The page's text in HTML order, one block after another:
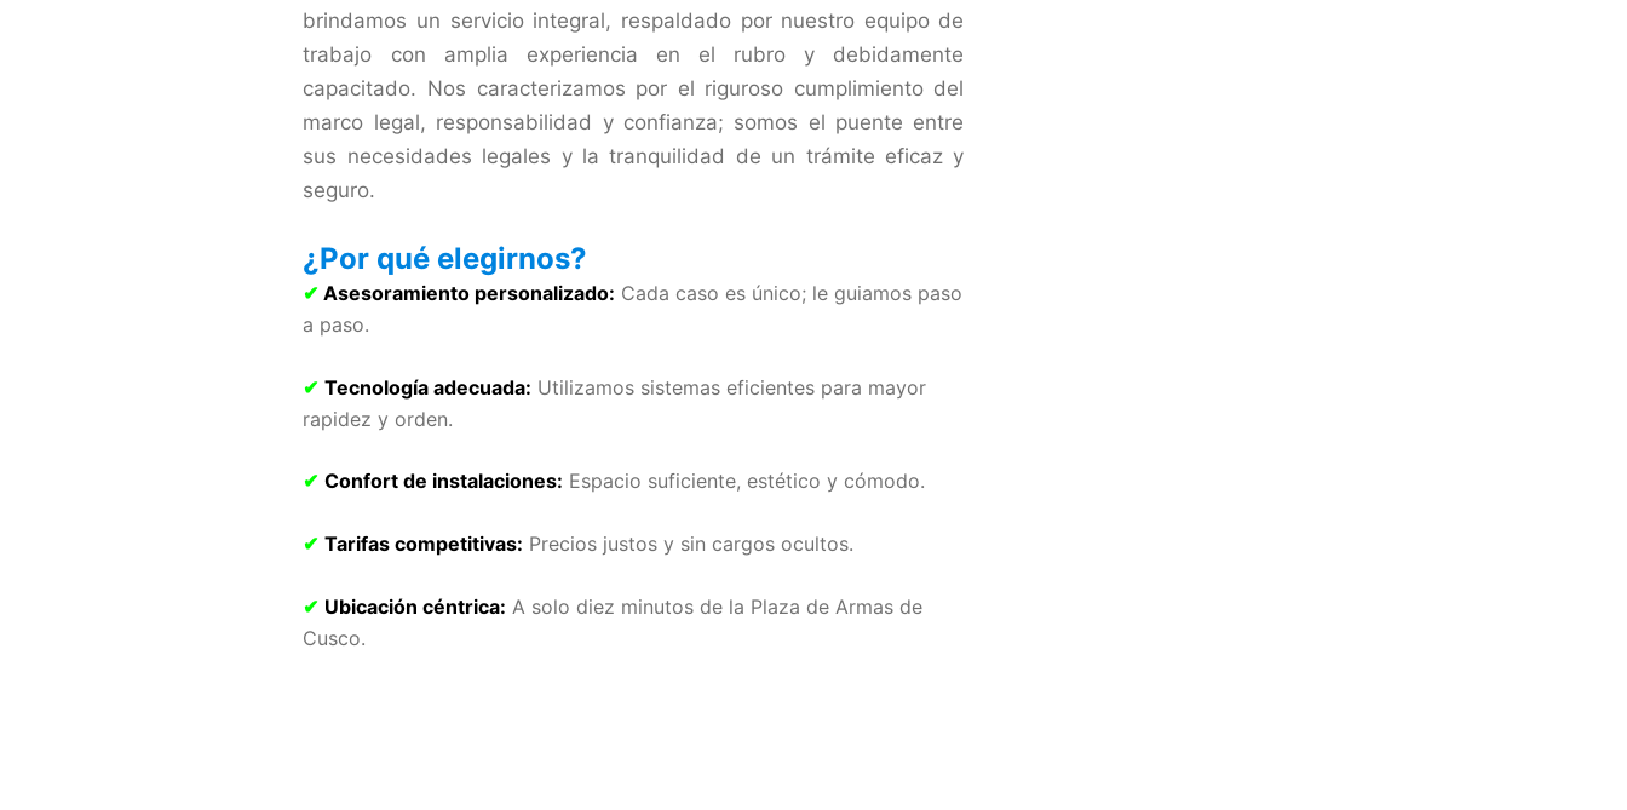
brindamos un servicio integral, respaldado por nuestro equipo de
trabajo con amplia experiencia en el rubro y debidamente
capacitado. Nos caracterizamos por el riguroso cumplimiento del
marco legal, responsabilidad y confianza; somos el puente entre
sus necesidades legales y la tranquilidad de un trámite eficaz y
seguro.
¿Por qué elegirnos?
✔Asesoramiento personalizado: Cada caso es único; le guiamos paso
a paso.
✔ Tecnología adecuada: Utilizamos sistemas eficientes para mayor
rapidez y orden.
✔ Confort de instalaciones: Espacio suficiente, estético y cómodo.
✔ Tarifas competitivas: Precios justos y sin cargos ocultos.
✔ Ubicación céntrica: A solo diez minutos de la Plaza de Armas de
Cusco.